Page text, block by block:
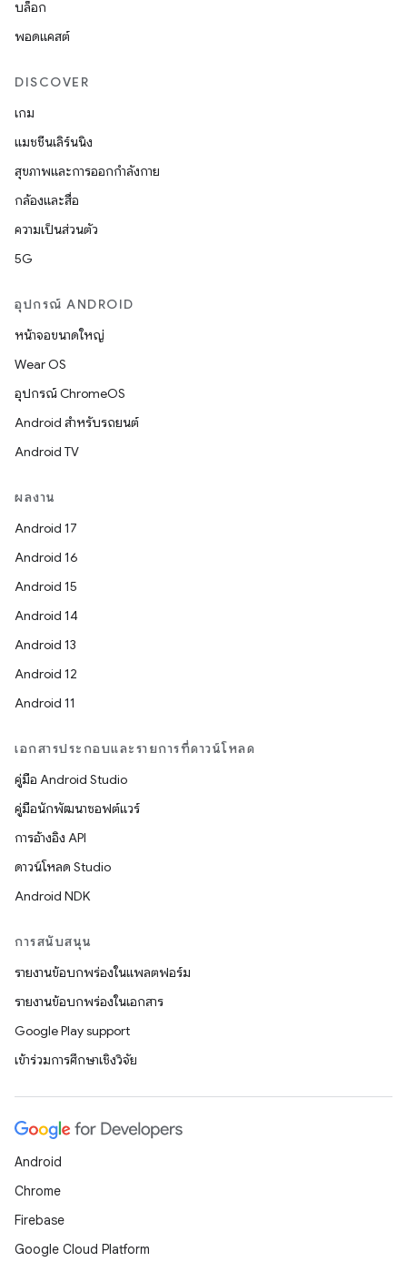
บล็อก
พอดแคสต์
DISCOVER
เกม
แมชชีนเลิร์นนิง
สุขภาพและการออกกำลังกาย
กล้องและสื่อ
ความเป็นส่วนตัว
5G
อุปกรณ์ ANDROID
หน้าจอขนาดใหญ่
Wear OS
อุปกรณ์ ChromeOS
Android สำหรับรถยนต์
Android TV
ผลงาน
Android 17
Android 16
Android 15
Android 14
Android 13
Android 12
Android 11
เอกสารประกอบและรายการที่ดาวน์โหลด
คู่มือ Android Studio
คู่มือนักพัฒนาซอฟต์แวร์
การอ้างอิง API
ดาวน์โหลด Studio
Android NDK
การสนับสนุน
รายงานข้อบกพร่องในแพลตฟอร์ม
รายงานข้อบกพร่องในเอกสาร
Google Play support
เข้าร่วมการศึกษาเชิงวิจัย
Android
Chrome
Firebase
Google Cloud Platform